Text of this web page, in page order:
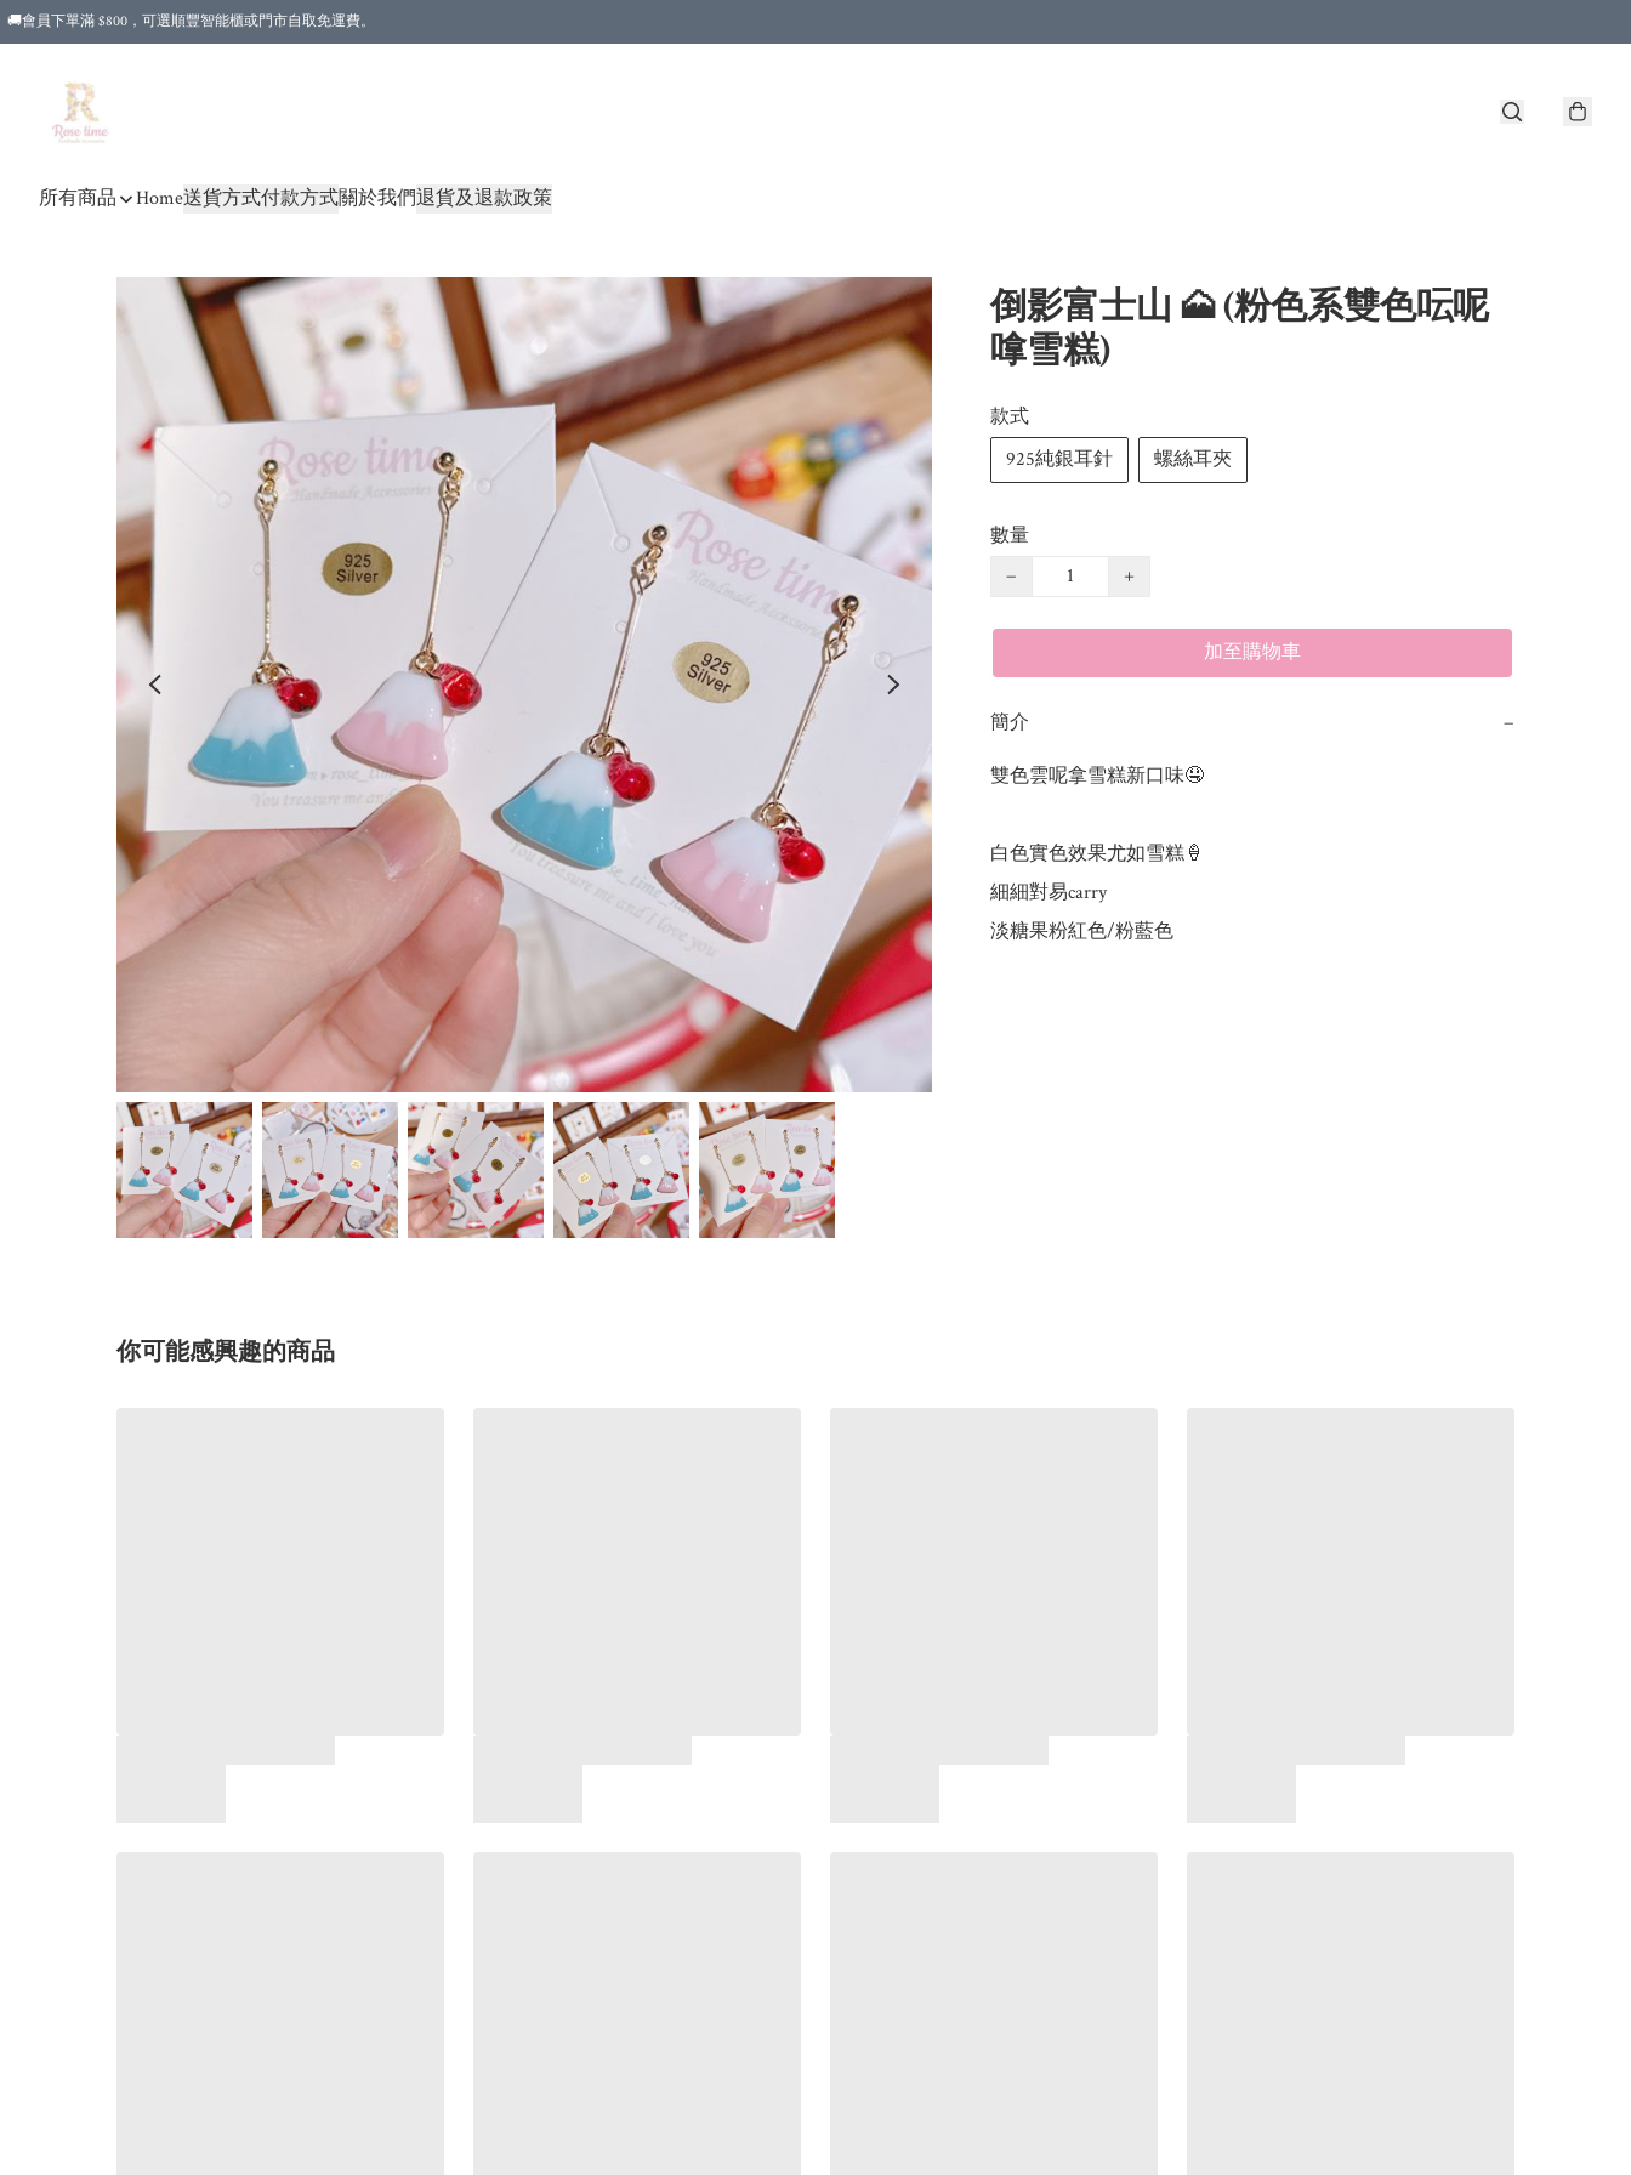
🚚會員下單滿 $800，可選順豐智能櫃或門市自取免運費。
所有商品 Home送貨方式付款方式關於我們退貨及退款政策
倒影富士山 🗻 (粉色系雙色呍呢
嗱雪糕)
款式
925純銀耳針
螺絲耳夾
數量
−
+
加至購物車
簡介 −
雙色雲呢拿雪糕新口味🤤
白色實色效果尤如雪糕🍦
細細對易carry
淡糖果粉紅色/粉藍色
你可能感興趣的商品